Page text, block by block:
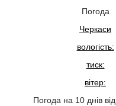
Погода
Черкаси
вологість:
тиск:
вітер:
Погода на 10 днів від